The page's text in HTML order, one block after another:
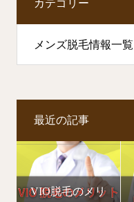
カテゴリー
メンズ脱毛情報一覧
最近の記事
VIO脱毛のメリ